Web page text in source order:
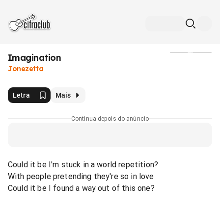
Imagination
Jonezetta
Letra Mais
Continua depois do anúncio
Could it be I'm stuck in a world repetition?
With people pretending they're so in love
Could it be I found a way out of this one?